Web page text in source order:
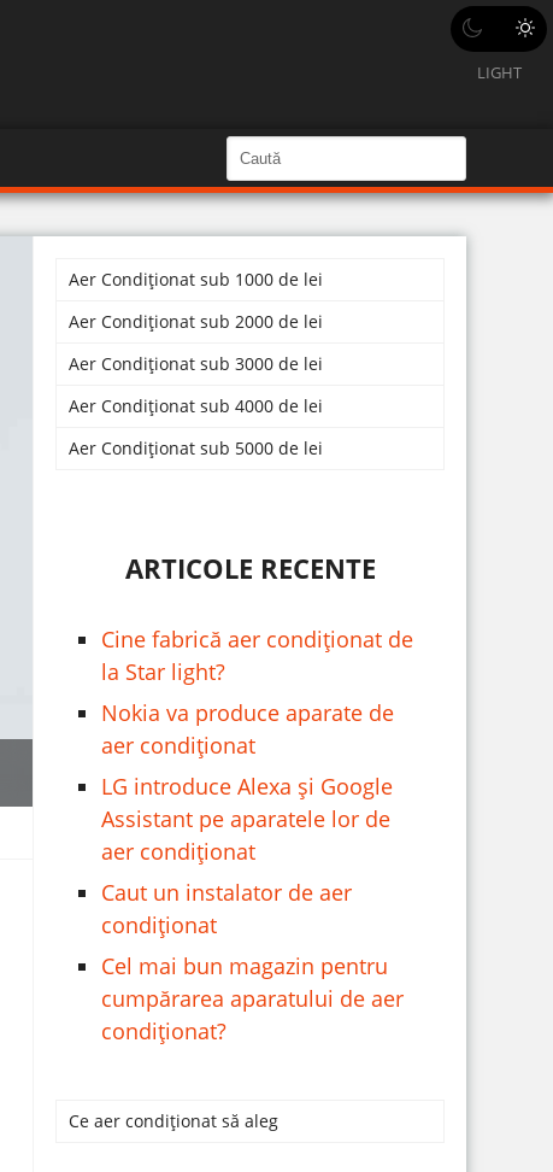
LIGHT
a
ă
î
n
i
t
C
a
n
S
t
Aer Condiționat sub 1000 de lei
Aer Condiționat sub 2000 de lei
Aer Condiționat sub 3000 de lei
Aer Condiționat sub 4000 de lei
Aer Condiționat sub 5000 de lei
ARTICOLE RECENTE
Cine fabrică aer condiționat de
la Star light?
Nokia va produce aparate de
aer condiționat
LG introduce Alexa și Google
Assistant pe aparatele lor de
aer condiționat
Caut un instalator de aer
condiționat
Cel mai bun magazin pentru
cumpărarea aparatului de aer
condiționat?
Ce aer condiționat să aleg